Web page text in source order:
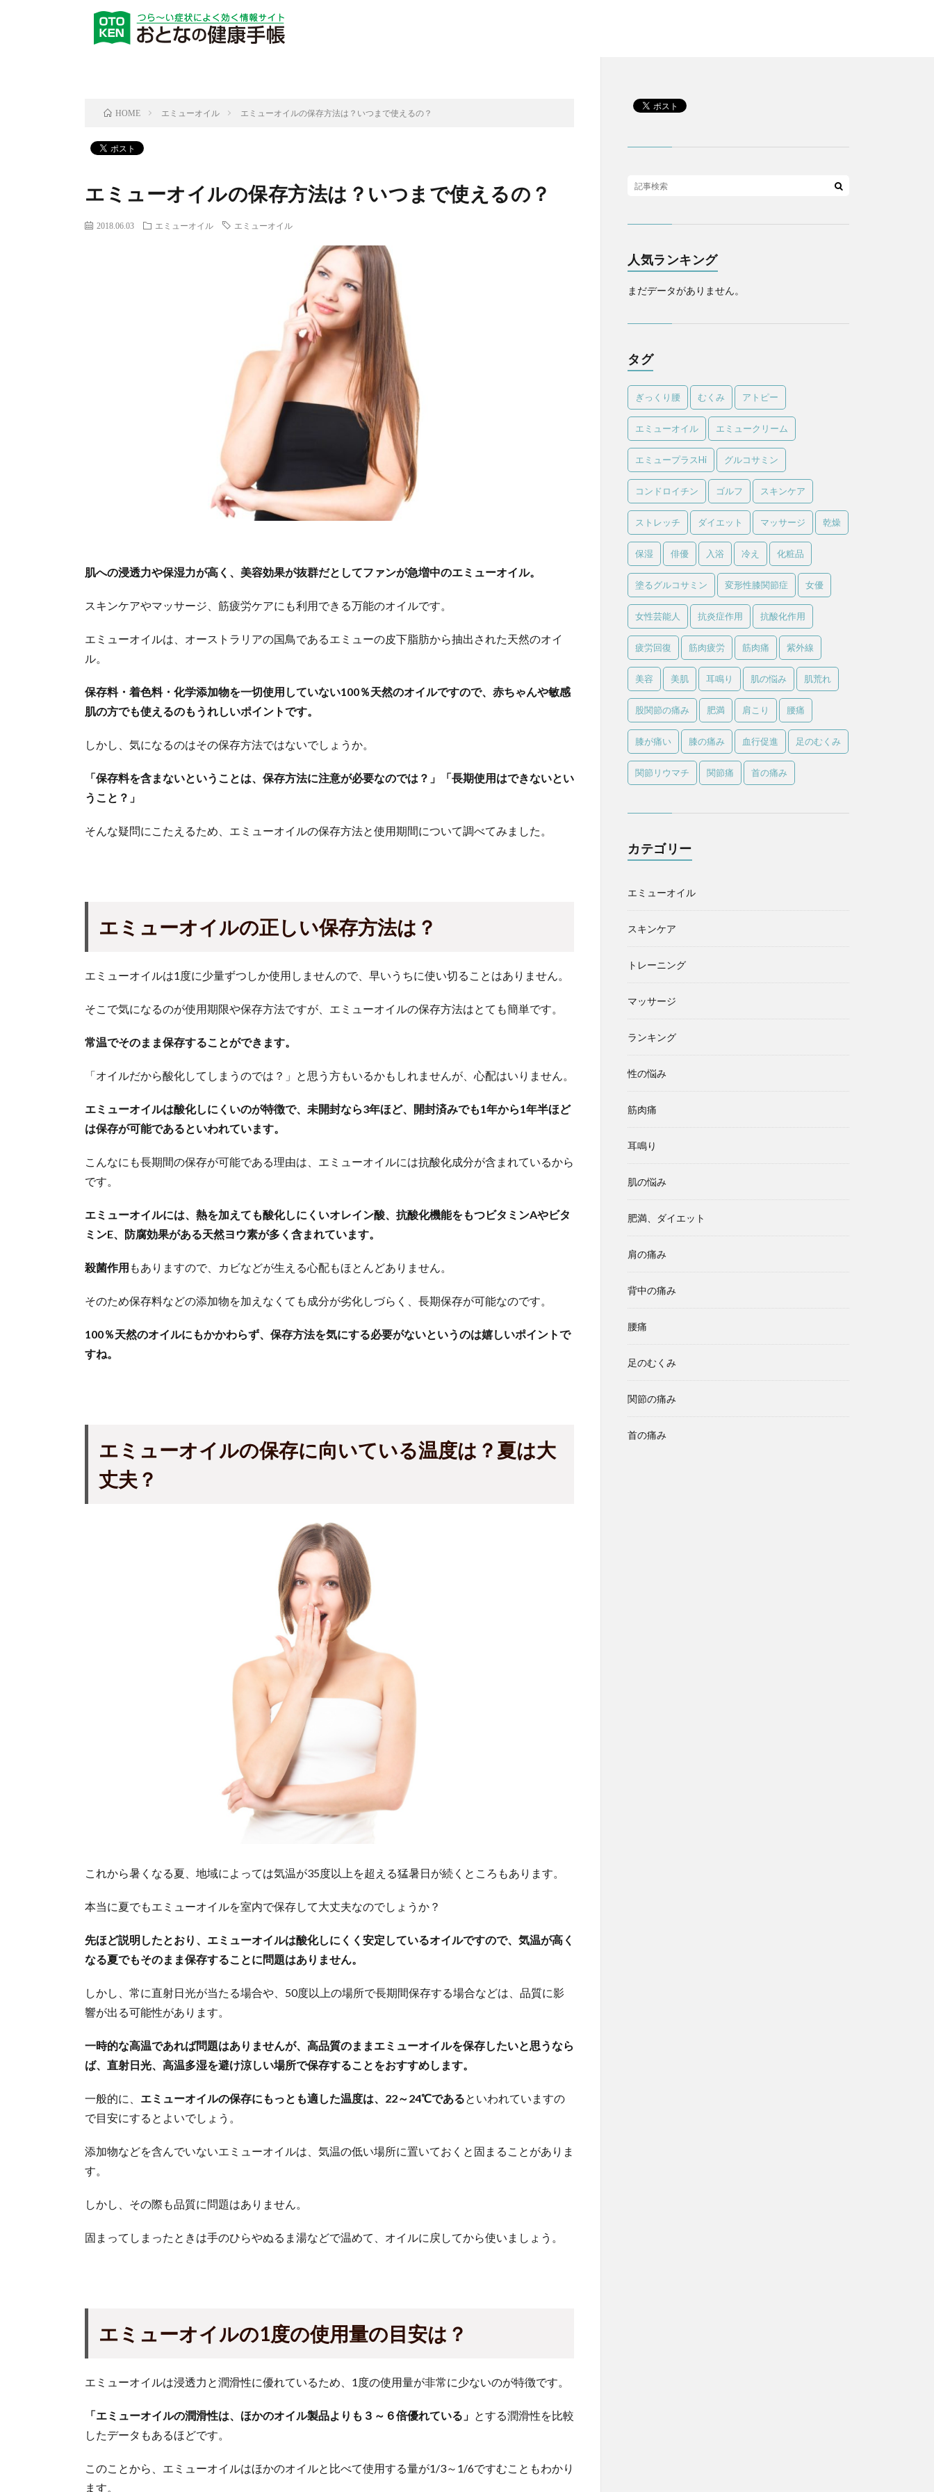
HOME エミューオイル エミューオイルの保存方法は？いつまで使えるの？
エミューオイルの保存方法は？いつまで使えるの？
2018.06.03 エミューオイル エミューオイル
肌への浸透力や保湿力が高く、美容効果が抜群だとしてファンが急増中のエミューオイル。
スキンケアやマッサージ、筋疲労ケアにも利用できる万能のオイルです。
エミューオイルは、オーストラリアの国鳥であるエミューの皮下脂肪から抽出された天然のオイ
ル。
保存料・着色料・化学添加物を一切使用していない100％天然のオイルですので、赤ちゃんや敏感
肌の方でも使えるのもうれしいポイントです。
しかし、気になるのはその保存方法ではないでしょうか。
「保存料を含まないということは、保存方法に注意が必要なのでは？」「長期使用はできないとい
うこと？」
そんな疑問にこたえるため、エミューオイルの保存方法と使用期間について調べてみました。
エミューオイルの正しい保存方法は？
エミューオイルは1度に少量ずつしか使用しませんので、早いうちに使い切ることはありません。
そこで気になるのが使用期限や保存方法ですが、エミューオイルの保存方法はとても簡単です。
常温でそのまま保存することができます。
「オイルだから酸化してしまうのでは？」と思う方もいるかもしれませんが、心配はいりません。
エミューオイルは酸化しにくいのが特徴で、未開封なら3年ほど、開封済みでも1年から1年半ほど
は保存が可能であるといわれています。
こんなにも長期間の保存が可能である理由は、エミューオイルには抗酸化成分が含まれているから
です。
エミューオイルには、熱を加えても酸化しにくいオレイン酸、抗酸化機能をもつビタミンAやビタ
ミンE、防腐効果がある天然ヨウ素が多く含まれています。
殺菌作用 もありますので、カビなどが生える心配もほとんどありません。
そのため保存料などの添加物を加えなくても成分が劣化しづらく、長期保存が可能なのです。
100％天然のオイルにもかかわらず、保存方法を気にする必要がないというのは嬉しいポイントで
すね。
エミューオイルの保存に向いている温度は？夏は大
丈夫？
これから暑くなる夏、地域によっては気温が35度以上を超える猛暑日が続くところもあります。
本当に夏でもエミューオイルを室内で保存して大丈夫なのでしょうか？
先ほど説明したとおり、エミューオイルは酸化しにくく安定しているオイルですので、気温が高く
なる夏でもそのまま保存することに問題はありません。
しかし、常に直射日光が当たる場合や、50度以上の場所で長期間保存する場合などは、品質に影
響が出る可能性があります。
一時的な高温であれば問題はありませんが、高品質のままエミューオイルを保存したいと思うなら
ば、直射日光、高温多湿を避け涼しい場所で保存することをおすすめします。
一般的に、 エミューオイルの保存にもっとも適した温度は、22～24℃であるといわれていますの
で目安にするとよいでしょう。
添加物などを含んでいないエミューオイルは、気温の低い場所に置いておくと固まることがありま
す。
しかし、その際も品質に問題はありません。
固まってしまったときは手のひらやぬるま湯などで温めて、オイルに戻してから使いましょう。
エミューオイルの1度の使用量の目安は？
エミューオイルは浸透力と潤滑性に優れているため、1度の使用量が非常に少ないのが特徴です。
「エミューオイルの潤滑性は、ほかのオイル製品よりも３～６倍優れている」 とする潤滑性を比較
したデータもあるほどです。
このことから、エミューオイルはほかのオイルと比べて使用する量が1/3～1/6ですむこともわかり
ます。
人気ランキング
まだデータがありません。
タグ
ぎっくり腰 むくみ アトピー
エミューオイル エミュークリーム
エミュープラスHi グルコサミン
コンドロイチン ゴルフ スキンケア
ストレッチ ダイエット マッサージ 乾燥
保湿 俳優 入浴 冷え 化粧品
塗るグルコサミン 変形性膝関節症 女優
女性芸能人 抗炎症作用 抗酸化作用
疲労回復 筋肉疲労 筋肉痛 紫外線
美容 美肌 耳鳴り 肌の悩み 肌荒れ
股関節の痛み 肥満 肩こり 腰痛
膝が痛い 膝の痛み 血行促進 足のむくみ
関節リウマチ 関節痛 首の痛み
カテゴリー
エミューオイル
スキンケア
トレーニング
マッサージ
ランキング
性の悩み
筋肉痛
耳鳴り
肌の悩み
肥満、ダイエット
肩の痛み
背中の痛み
腰痛
足のむくみ
関節の痛み
首の痛み